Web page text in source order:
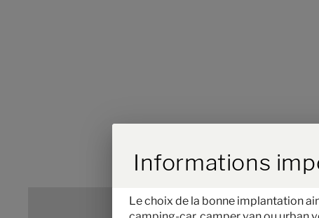
Durch Scrolling
Informations
Le choix de la bonne implantation